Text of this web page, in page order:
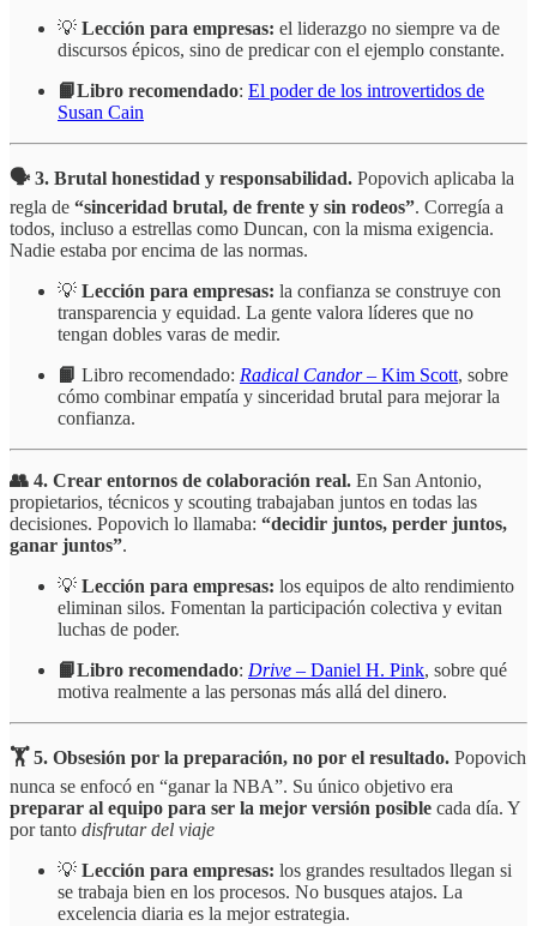
💡 Lección para empresas: el liderazgo no siempre va de
discursos épicos, sino de predicar con el ejemplo constante.
📙Libro recomendado: El poder de los introvertidos de
Susan Cain
🗣️ 3. Brutal honestidad y responsabilidad. Popovich aplicaba la
regla de “sinceridad brutal, de frente y sin rodeos”. Corregía a
todos, incluso a estrellas como Duncan, con la misma exigencia.
Nadie estaba por encima de las normas.
💡 Lección para empresas: la confianza se construye con
transparencia y equidad. La gente valora líderes que no
tengan dobles varas de medir.
📙 Libro recomendado: Radical Candor– Kim Scott, sobre
cómo combinar empatía y sinceridad brutal para mejorar la
confianza.
👥 4. Crear entornos de colaboración real. En San Antonio,
propietarios, técnicos y scouting trabajaban juntos en todas las
decisiones. Popovich lo llamaba: “decidir juntos, perder juntos,
ganar juntos”.
💡 Lección para empresas: los equipos de alto rendimiento
eliminan silos. Fomentan la participación colectiva y evitan
luchas de poder.
📙Libro recomendado: Drive – Daniel H. Pink, sobre qué
motiva realmente a las personas más allá del dinero.
🏋️ 5. Obsesión por la preparación, no por el resultado. Popovich
nunca se enfocó en “ganar la NBA”. Su único objetivo era
preparar al equipo para ser la mejor versión posible cada día. Y
por tanto disfrutar del viaje
💡 Lección para empresas: los grandes resultados llegan si
se trabaja bien en los procesos. No busques atajos. La
excelencia diaria es la mejor estrategia.